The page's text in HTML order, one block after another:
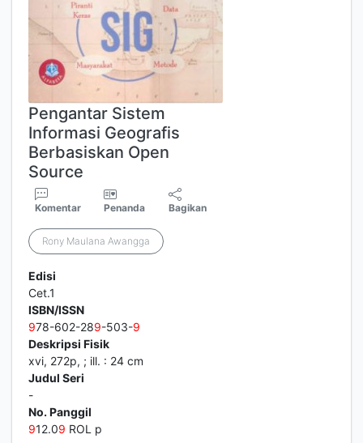
Pengantar Sistem
Informasi Geografis
Berbasiskan Open
Source
Komentar Penanda Bagikan
Rony Maulana Awangga
Edisi
Cet.1
ISBN/ISSN
978-602-289-503-9
Deskripsi Fisik
xvi, 272p, ; ill. : 24 cm
Judul Seri
-
No. Panggil
912.09 ROL p